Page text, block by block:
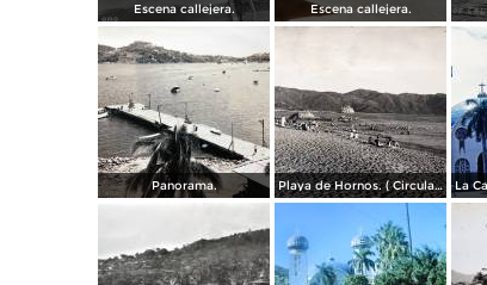
Escena callejera. Escena callejera.
Panorama. Playa de Hornos. ( Circulada el 21 de Marzo de 1940 ).